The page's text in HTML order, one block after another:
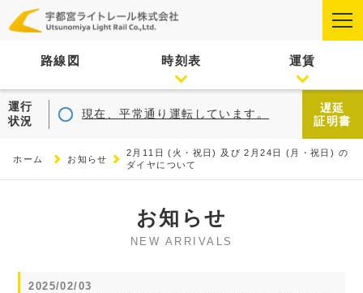
路線図 時刻表 運賃
運行
状況
現在、平常通り運転しています。
遅延
証明書
ホーム お知らせ
2月11日 (火・祝日) 及び 2月24日 (月・祝日) の
ダイヤについて
お知らせ
NEW ARRIVALS
2025/02/03